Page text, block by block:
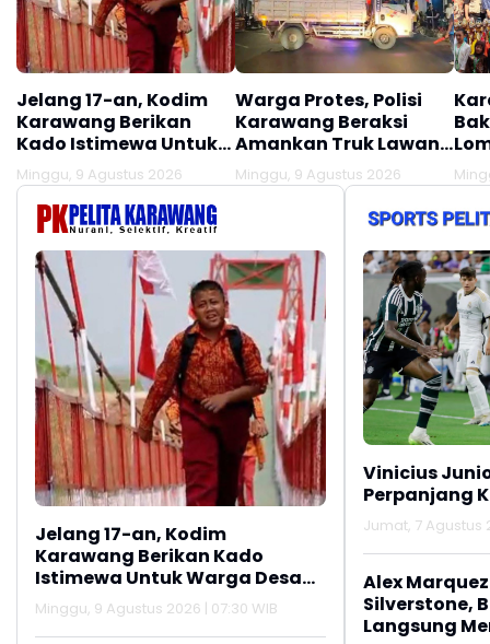
Jelang 17-an, Kodim
Karawang Berikan
Kado Istimewa Untuk
Warga Desa Kalijati
Jatisari
Minggu, 9 Agustus 2026
Warga Protes, Polisi
Karawang Beraksi
Amankan Truk Lawan
Lawan Arus
Minggu, 9 Agustus 2026
Jelang 17-an, Kodim
Karawang Berikan Kado
Istimewa Untuk Warga Desa
Kalijati Jatisari
Minggu, 9 Agustus 2026 | 07:30 WIB
Vinicius
Perpanjang
Jumat, 7 Agustus
Alex
Silverstone,
Langsung